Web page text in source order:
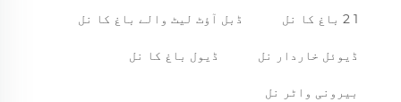
1 2 باغ کا نل ڈبل آؤٹ لیٹ والے باغ کا نل
ڈیوئل خاردار نل ڈیول باغ کا نل
بیرونی واٹر نل